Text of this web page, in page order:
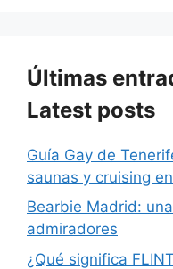
Últimas
Latest posts
Guía Gay de
saunas y cruising
Bearbie Madrid:
admiradores
¿Qué significa